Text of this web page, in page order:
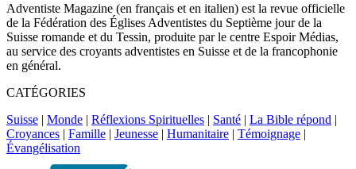
Adventiste Magazine (en français et en italien) est la revue officielle
de la Fédération des Églises Adventistes du Septième jour de la
Suisse romande et du Tessin, produite par le centre Espoir Médias,
au service des croyants adventistes en Suisse et de la francophonie
en général.
CATÉGORIES
Suisse | Monde | Réflexions Spirituelles | Santé | La Bible répond |
Croyances | Famille | Jeunesse | Humanitaire | Témoignage |
Évangélisation